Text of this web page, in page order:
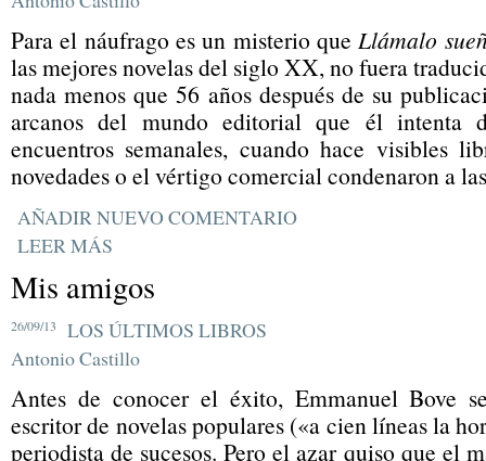
Para el náufrago es un misterio queLlámalo
las mejores novelas del siglo XX, no fuera
nada menos que 56 años después de su
arcanos del mundo editorial que él intenta
encuentros semanales, cuando hace visibles
novedades o el vértigo comercial condenaron a
AÑADIR NUEVO COMENTARIO
LEER MÁS
Mis amigos
26/09/13
LOS ÚLTIMOS LIBROS
Antonio Castillo
Antes de conocer el éxito, Emmanuel Bove
escritor de novelas populares («a cien líneas la
periodista de sucesos. Pero el azar quiso que el